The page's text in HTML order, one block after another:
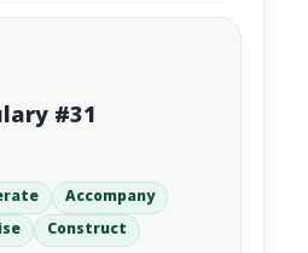
#31
Accompany
Construct